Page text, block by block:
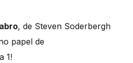
, de Steven Soderbergh
papel de
1!